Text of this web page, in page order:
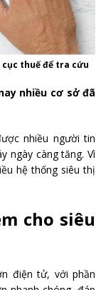
thuế để tra cứu
nhiều cơ sở đã
nhiều người tin
ngày càng tăng. Vì
hệ thống siêu thị
cho siêu
điện tử, với phần